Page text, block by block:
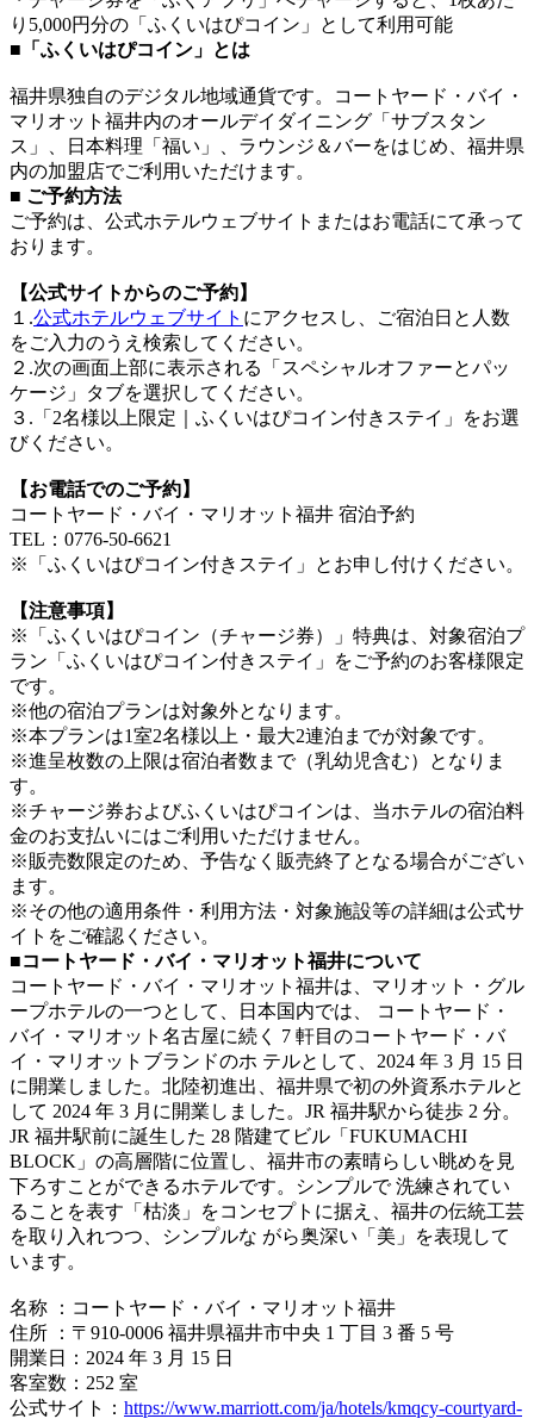
り5,000円分の「ふくいはぴコイン」として利用可能
■「ふくいはぴコイン」とは
福井県独自のデジタル地域通貨です。コートヤード・バイ・
マリオット福井内のオールデイダイニング「サブスタン
ス」、日本料理「福い」、ラウンジ＆バーをはじめ、福井県
内の加盟店でご利用いただけます。
■ ご予約方法
ご予約は、公式ホテルウェブサイトまたはお電話にて承って
おります。
【公式サイトからのご予約】
１.公式ホテルウェブサイト にアクセスし、ご宿泊日と人数
をご入力のうえ検索してください。
２.次の画面上部に表示される「スペシャルオファーとパッ
ケージ」タブを選択してください。
３.「2名様以上限定｜ふくいはぴコイン付きステイ」をお選
びください。
【お電話でのご予約】
コートヤード・バイ・マリオット福井 宿泊予約
TEL：0776-50-6621
※「ふくいはぴコイン付きステイ」とお申し付けください。
【注意事項】
※「ふくいはぴコイン（チャージ券）」特典は、対象宿泊プ
ラン「ふくいはぴコイン付きステイ」をご予約のお客様限定
です。
※他の宿泊プランは対象外となります。
※本プランは1室2名様以上・最大2連泊までが対象です。
※進呈枚数の上限は宿泊者数まで（乳幼児含む）となりま
す。
※チャージ券およびふくいはぴコインは、当ホテルの宿泊料
金のお支払いにはご利用いただけません。
※販売数限定のため、予告なく販売終了となる場合がござい
ます。
※その他の適用条件・利用方法・対象施設等の詳細は公式サ
イトをご確認ください。
■コートヤード・バイ・マリオット福井について
コートヤード・バイ・マリオット福井は、マリオット・グル
ープホテルの一つとして、日本国内では、 コートヤード・
バイ・マリオット名古屋に続く 7 軒目のコートヤード・バ
イ・マリオットブランドのホ テルとして、2024 年 3 月 15 日
に開業しました。北陸初進出、福井県で初の外資系ホテルと
して 2024 年 3 月に開業しました。JR 福井駅から徒歩 2 分。
JR 福井駅前に誕生した 28 階建てビル「FUKUMACHI
BLOCK」の高層階に位置し、福井市の素晴らしい眺めを見
下ろすことができるホテルです。シンプルで 洗練されてい
ることを表す「枯淡」をコンセプトに据え、福井の伝統工芸
を取り入れつつ、シンプルな がら奥深い「美」を表現して
います。
名称 ：コートヤード・バイ・マリオット福井
住所 ：〒910-0006 福井県福井市中央 1 丁目 3 番 5 号
開業日：2024 年 3 月 15 日
客室数：252 室
公式サイト： https://www.marriott.com/ja/hotels/kmqcy-courtyard-